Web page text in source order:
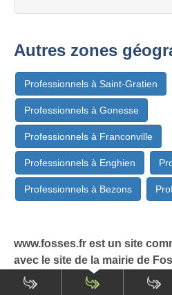
Autres zones
Professionnels à Saint-Gratien
Professionnels à Gonesse
Professionnels à Franconville
Professionnels à Enghien
Professionnels à Bezons
www.fosses.fr est un site
avec le site de la mairie de